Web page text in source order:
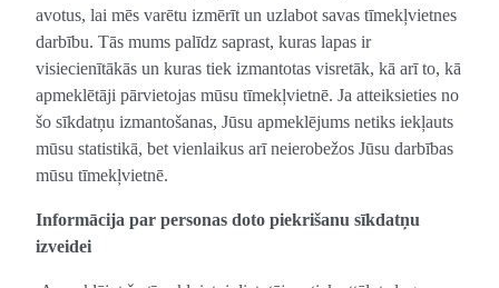
avotus, lai mēs varētu izmērīt un uzlabot savas tīmekļvietnes
darbību. Tās mums palīdz saprast, kuras lapas ir
visiecienītākās un kuras tiek izmantotas visretāk, kā arī to, kā
apmeklētāji pārvietojas mūsu tīmekļvietnē. Ja atteiksieties no
šo sīkdatņu izmantošanas, Jūsu apmeklējums netiks iekļauts
mūsu statistikā, bet vienlaikus arī neierobežos Jūsu darbības
mūsu tīmekļvietnē.
Informācija par personas doto piekrišanu sīkdatņu
izveidei